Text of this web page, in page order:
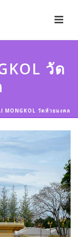
วัด
MONGKOL วัดห้วยมงคล